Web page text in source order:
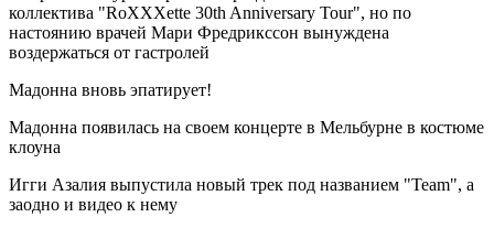
коллектива "RoXXXette 30th Anniversary Tour", но по
настоянию врачей Мари Фредрикссон вынуждена
воздержаться от гастролей
Мадонна вновь эпатирует!
Мадонна появилась на своем концерте в Мельбурне в костюме
клоуна
Игги Азалия выпустила новый трек под названием "Team", а
заодно и видео к нему